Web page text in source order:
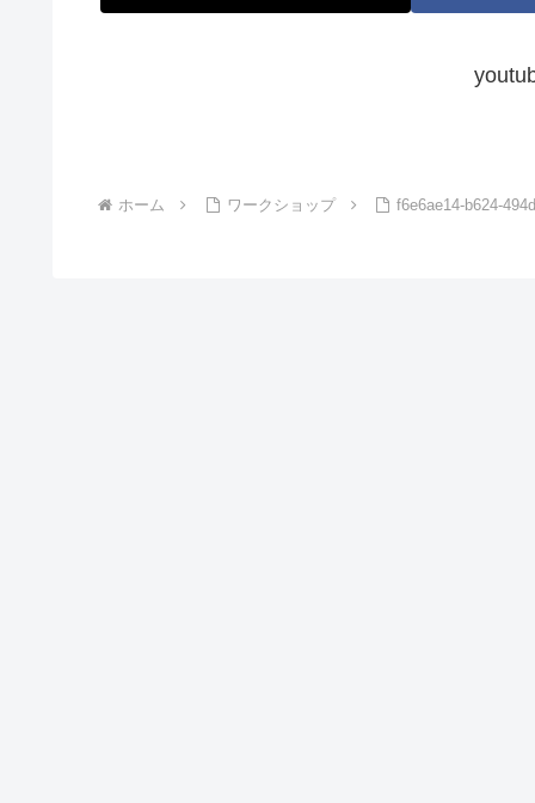
ホーム ワークショップ f6e6ae14-b624-